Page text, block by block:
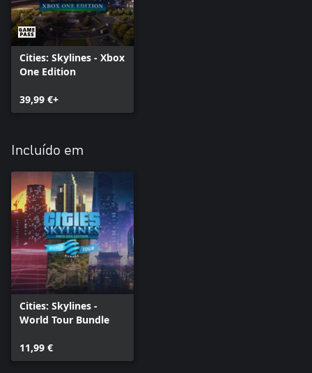
Cities: Skylines - Xbox
One Edition
39,99 €+
Incluído em
Cities: Skylines -
World Tour Bundle
11,99 €